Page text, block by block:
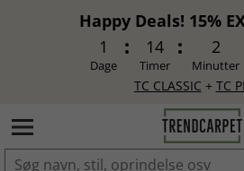
Happy Deals! 15%
1
Dage
14
Timer
2
Minutter
TC CLASSIC + TC